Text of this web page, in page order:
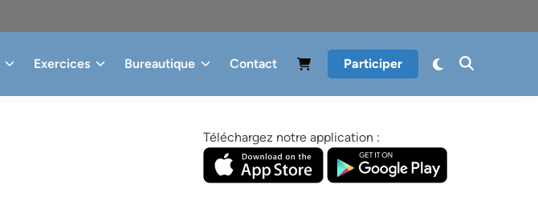
Exercices Bureautique Contact Participer
Téléchargez notre application :